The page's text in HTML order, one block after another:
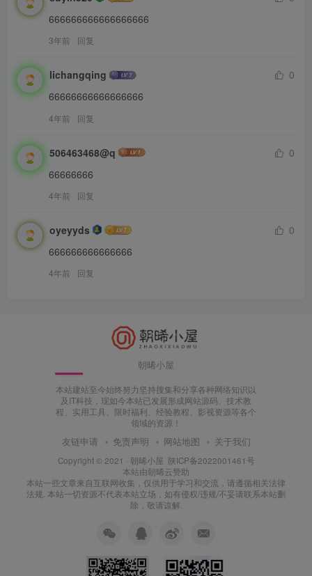
666666666666666666
3年前 回复
lichangqing
0
66666666666666666
4年前 回复
506463468@q
0
66666666
4年前 回复
oyeyyds
0
666666666666666
4年前 回复
朝晞小屋
本站建站至今始终努力坚持搜集和分享各种网络知识以
及IT科技，现如今本站已发展形成网站源码、技术教
程、实用工具、限时福利、经验教程、影视资源等各个
领域的资源！
友链申请 免责声明 网站地图 关于我们
Copyright © 2021 · 朝晞小屋 陕ICP备2022001461号
本站由朝晞云赞助
本站一些文章来自互联网收集，仅供用于学习和交流，请遵循相关法律
法规. 本站一切资源不代表本站立场，如有侵权/违规/不妥请联系本站删
除，敬请谅解.